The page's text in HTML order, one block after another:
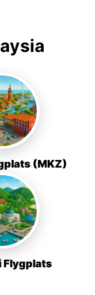
(MKZ)
Flygplats